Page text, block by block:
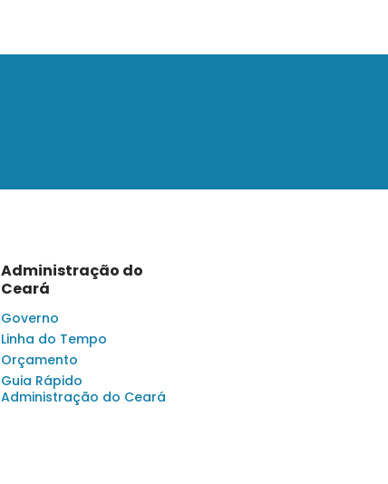
Administração do
Ceará
Governo
Linha do Tempo
Orçamento
Guia Rápido
Administração do Ceará